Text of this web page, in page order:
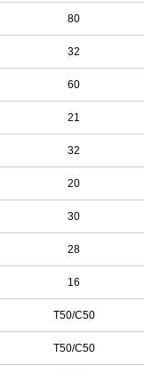
80
32
60
21
32
20
30
28
16
T50/C50
T50/C50